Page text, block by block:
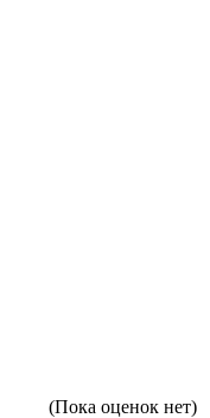
(Пока оценок нет)